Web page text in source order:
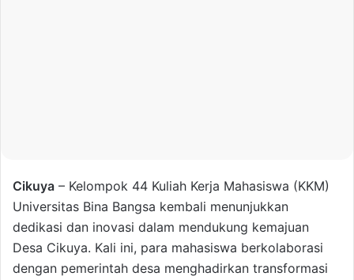
Cikuya – Kelompok 44 Kuliah Kerja Mahasiswa (KKM)
Universitas Bina Bangsa kembali menunjukkan
dedikasi dan inovasi dalam mendukung kemajuan
Desa Cikuya. Kali ini, para mahasiswa berkolaborasi
dengan pemerintah desa menghadirkan transformasi